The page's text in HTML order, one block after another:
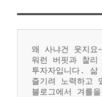
왜 사냐건 웃지요~
워런 버핏과 찰리
투자자입니다. 삶
즐기려 노력하고
블로그에서 겨를